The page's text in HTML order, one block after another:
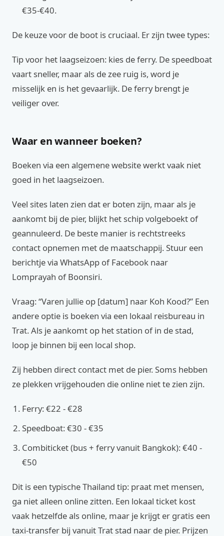
€35-€40.
De keuze voor de boot is cruciaal. Er zijn twee types:
Tip voor het laagseizoen: kies de ferry. De speedboat
vaart sneller, maar als de zee ruig is, word je
misselijk en is het gevaarlijk. De ferry brengt je
veiliger over.
Waar en wanneer boeken?
Boeken via een algemene website werkt vaak niet
goed in het laagseizoen.
Veel sites laten zien dat er boten zijn, maar als je
aankomt bij de pier, blijkt het schip volgeboekt of
geannuleerd. De beste manier is rechtstreeks
contact opnemen met de maatschappij. Stuur een
berichtje via WhatsApp of Facebook naar
Lomprayah of Boonsiri.
Vraag: “Varen jullie op [datum] naar Koh Kood?” Een
andere optie is boeken via een lokaal reisbureau in
Trat. Als je aankomt op het station of in de stad,
loop je binnen bij een local shop.
Zij hebben direct contact met de pier. Soms hebben
ze plekken vrijgehouden die online niet te zien zijn.
Ferry: €22 - €28
Speedboat: €30 - €35
Combiticket (bus + ferry vanuit Bangkok): €40 -
€50
Dit is een typische Thailand tip: praat met mensen,
ga niet alleen online zitten. Een lokaal ticket kost
vaak hetzelfde als online, maar je krijgt er gratis een
taxi-transfer bij vanuit Trat stad naar de pier. Prijzen